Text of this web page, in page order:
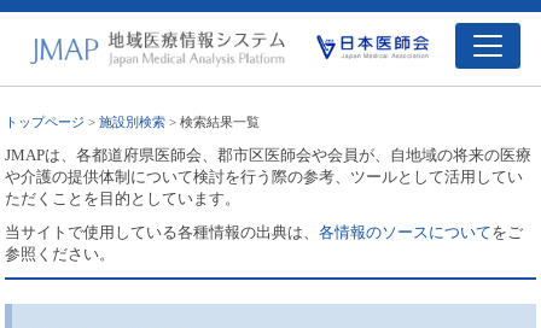
トップページ >施設別検索 > 検索結果一覧
JMAPは、各都道府県医師会、郡市区医師会や会員が、自地域の将来の医療
や介護の提供体制について検討を行う際の参考、ツールとして活用してい
ただくことを目的としています。
当サイトで使用している各種情報の出典は、各情報のソースについてをご
参照ください。